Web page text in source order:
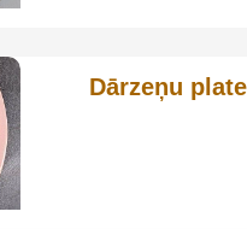
Dārzeņu